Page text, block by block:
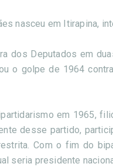
nasceu em Itirapina,
dos Deputados em
o golpe de 1964
em 1965,
desse partido,
Com o fim do
seria presidente